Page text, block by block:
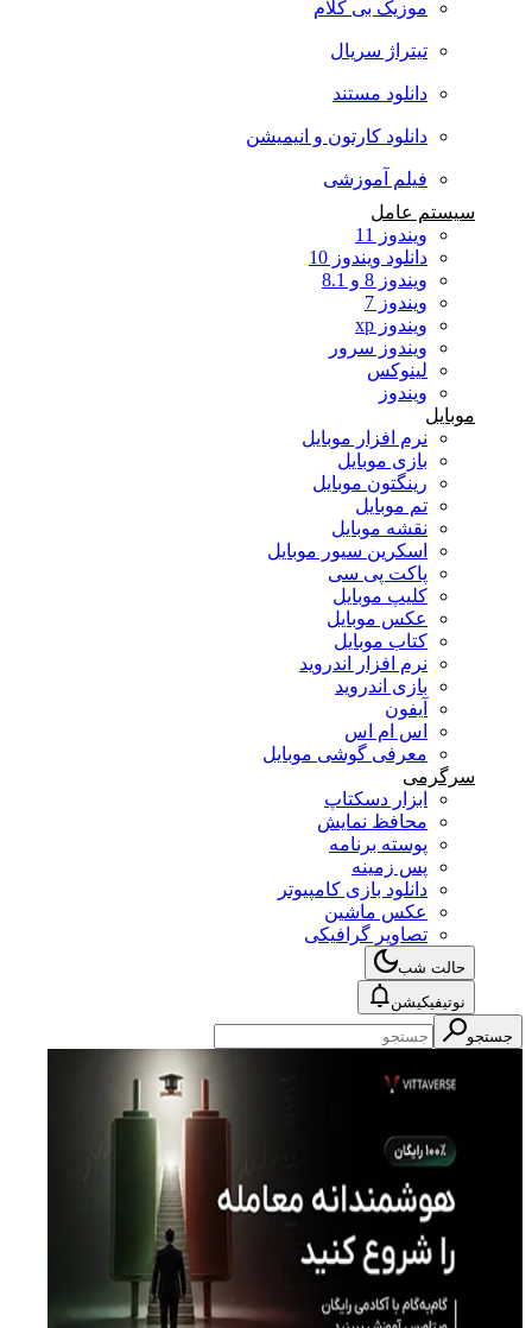
موزیک بی کلام
تیتراژ سریال
دانلود مستند
دانلود کارتون و انیمیشن
فیلم آموزشی
سیستم عامل
ویندوز 11
دانلود ویندوز 10
ویندوز 8 و 8.1
ویندوز 7
ویندوز xp
ویندوز سرور
لینوکس
ویندوز
موبایل
نرم افزار موبایل
بازی موبایل
رینگتون موبایل
تم موبایل
نقشه موبایل
اسکرین سیور موبایل
پاکت پی سی
کلیپ موبایل
عکس موبایل
کتاب موبایل
نرم افزار اندروید
بازی اندروید
آیفون
اس ام اس
معرفی گوشی موبایل
سرگرمی
ابزار دسکتاپ
محافظ نمایش
پوسته برنامه
پس زمینه
دانلود بازی کامپیوتر
عکس ماشین
تصاویر گرافیکی
حالت شب
نوتیفیکیشن
جستجو